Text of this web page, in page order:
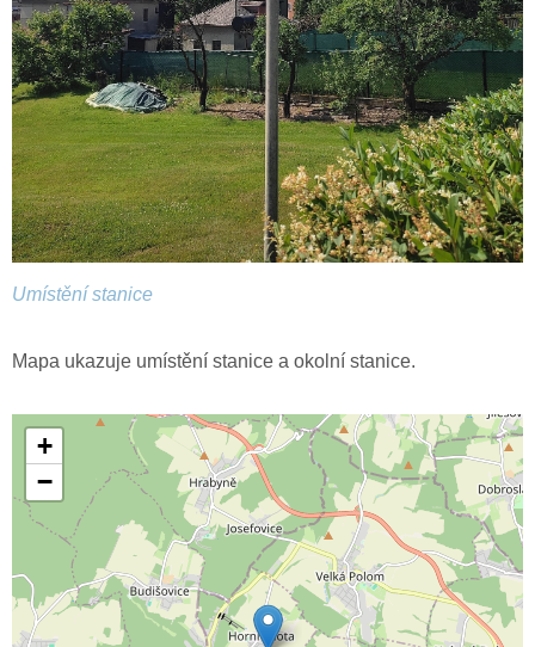
Umístění stanice
Mapa ukazuje umístění stanice a okolní stanice.
+
−